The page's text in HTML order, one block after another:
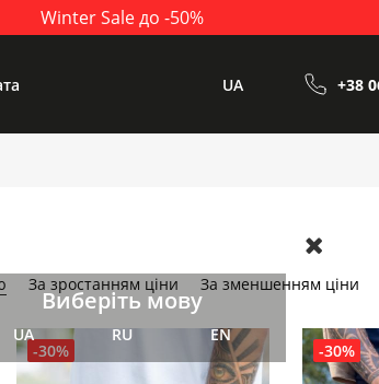
Winter Sale до -50%
UA +38
За зростанням ціни За зменшенням ціни
-30% -30%
Виберіть мову
UA RU EN